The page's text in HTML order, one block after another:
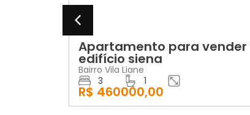
Apartamento para vender no
edifício siena
Bairro Vila Liane
3
R$ 460000,00